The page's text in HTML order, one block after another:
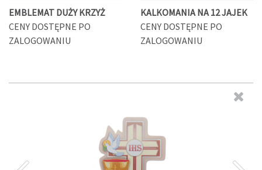
EMBLEMAT DUŻY KRZYŻ
CENY DOSTĘPNE PO
ZALOGOWANIU
KALKOMANIA NA 12 JAJEK
CENY DOSTĘPNE PO
ZALOGOWANIU